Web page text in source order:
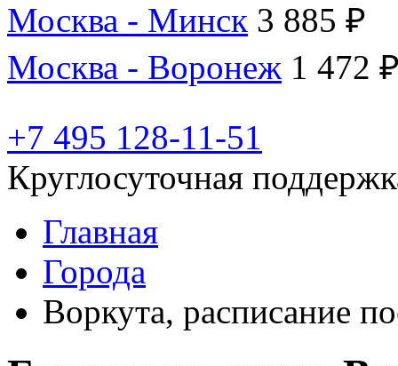
Москва - Минск 3 885 ₽
Москва - Воронеж 1 472
+7 495 128-11-51
Круглосуточная
Главная
Города
Воркута, расписание